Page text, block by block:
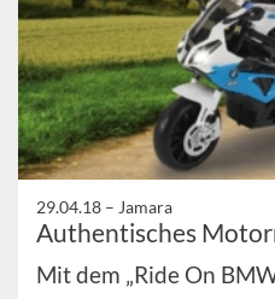
29.04.18 – Jamara
Authentisches
Mit dem „Ride On